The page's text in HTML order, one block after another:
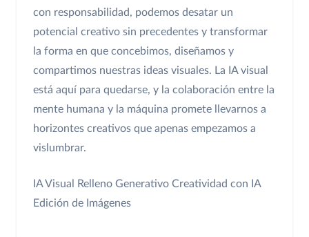
con responsabilidad, podemos desatar un
potencial creativo sin precedentes y transformar
la forma en que concebimos, diseñamos y
compartimos nuestras ideas visuales. La IA visual
está aquí para quedarse, y la colaboración entre la
mente humana y la máquina promete llevarnos a
horizontes creativos que apenas empezamos a
vislumbrar.
IA Visual Relleno Generativo Creatividad con IA
Edición de Imágenes